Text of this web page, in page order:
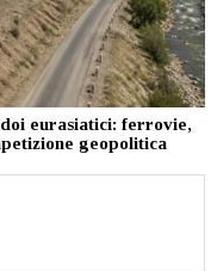
eurasiatici: ferrovie,
geopolitica